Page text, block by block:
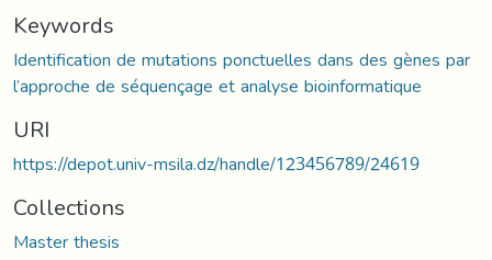
Keywords
Identification de mutations ponctuelles dans des gènes par
l’approche de séquençage et analyse bioinformatique
URI
https://depot.univ-msila.dz/handle/123456789/24619
Collections
Master thesis